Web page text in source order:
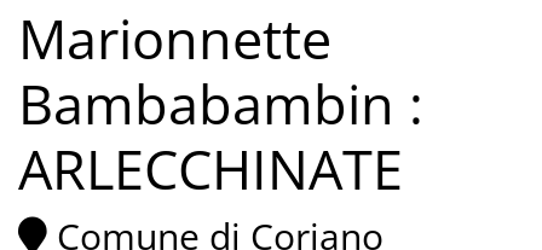
Marionnette
Bambabambin :
ARLECCHINATE
Comune di Coriano